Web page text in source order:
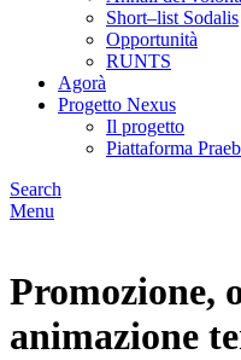
Short–list Sodalis
Opportunità
RUNTS
Agorà
Progetto Nexus
Il progetto
Piattaforma
Search
Menu
Promozione,
animazione